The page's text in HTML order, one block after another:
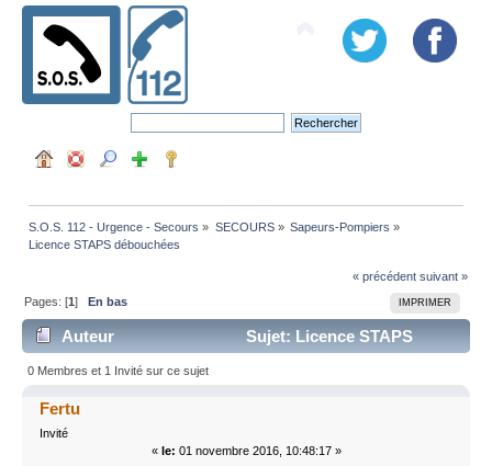
S.O.S. 112 - Urgence - Secours » SECOURS» Sapeurs-Pompiers »
Licence STAPS débouchées
« précédent suivant »
IMPRIMER
Pages: [1]En bas
Auteur
Sujet: Licence STAPS
débouchées (Lu 15190 fois)
0 Membres et 1 Invité sur ce sujet
Fertu
Invité
« le: 01 novembre 2016, 10:48:17 »